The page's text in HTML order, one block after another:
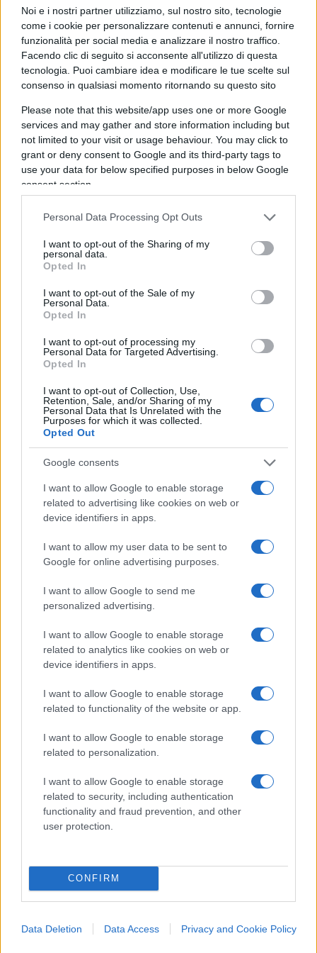
Noi e i nostri partner utilizziamo, sul nostro sito, tecnologie
come i cookie per personalizzare contenuti e annunci, fornire
funzionalità per social media e analizzare il nostro traffico.
Facendo clic di seguito si acconsente all'utilizzo di questa
tecnologia. Puoi cambiare idea e modificare le tue scelte sul
consenso in qualsiasi momento ritornando su questo sito
Please note that this website/app uses one or more Google
services and may gather and store information including but
not limited to your visit or usage behaviour. You may click to
grant or deny consent to Google and its third-party tags to
use your data for below specified purposes in below Google
consent section.
Personal Data Processing Opt Outs
I want to opt-out of the Sharing of my
personal data.
Opted In
I want to opt-out of the Sale of my
Personal Data.
Opted In
I want to opt-out of processing my
Personal Data for Targeted Advertising.
Opted In
I want to opt-out of Collection, Use,
Retention, Sale, and/or Sharing of my
Personal Data that Is Unrelated with the
Purposes for which it was collected.
Opted Out
Google consents
I want to allow Google to enable storage
related to advertising like cookies on web or
device identifiers in apps.
I want to allow my user data to be sent to
Google for online advertising purposes.
I want to allow Google to send me
personalized advertising.
I want to allow Google to enable storage
related to analytics like cookies on web or
device identifiers in apps.
I want to allow Google to enable storage
related to functionality of the website or app.
I want to allow Google to enable storage
related to personalization.
I want to allow Google to enable storage
related to security, including authentication
functionality and fraud prevention, and other
user protection.
CONFIRM
Data Deletion Data Access Privacy and Cookie Policy
Come molti altri Stati tramortiti da decenni di
comunismo, l’Estonia desiderava entrare a tutti gli
infatti membro Ue e Nato. Trent’anni fa, pochi
avrebbero immaginato che una delle terre più
thatcheriane al di fuori del Regno Unito sarebbe
stata una nazione dell’Est europeo. L’influenza
della Signora di ferro su quei Paesi è stata infatti
fortissima. E a dire il vero è molto comprensibile,
come l’Estonia si sono trovate per molto tempo.
La Thatcher era, con Reagan, colei che aveva
contribuito al processo di liberazione di quei
territori dal peso opprimente dell’orso sovietico.
Il momento di transizione che ha condotto
l’Estonia verso il libero mercato è stato
drammatico, come del resto in gran parte dei
Paesi limitrofi. Ma nel giro di qualche anno, grazie
a riforme lungimiranti, cominciò una fase di
espansione economica
nella classifica mondiale della libertà economica
2022 Index of Economic Freedom), alla luce di una
performance migliore di Regno Unito, Stati Uniti e
Paesi scandinavi. Nella stessa classifica, risulta
quarta tra le nazioni del continente e terza fra i
membri Ue. È uno dei pochi Paesi europei ad aver
adottato un sistema di tassazione proporzionale e
non progressivo, con un’infrastruttura economica
quasi interamente in mani private, un tasso di
con la quale si possono intraprendere attività
imprenditoriali e attirare aziende straniere.
L’attuale aliquota sui redditi e sulle imprese è
dell’Italia). Il sistema proporzionale, denigrato da
gran parte della vulgata comune, è molto più
maggior crescita. Ognuno paga la stessa